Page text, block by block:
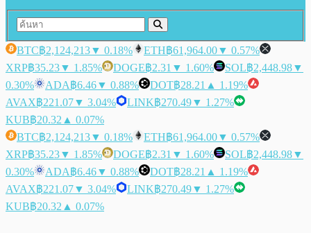
BTC฿2,124,213▼ 0.18% ETH฿61,964.00▼ 0.57%
XRP฿35.23▼ 1.85% DOGE฿2.31 ▼ 1.60% SOL฿2,448.98▼
0.30%
ADA฿6.46▼ 0.88% DOT฿28.21 ▲ 1.19%
AVAX฿221.07▼ 3.04% LINK฿270.49▼ 1.27%
KUB฿20.32 ▲ 0.07%
BTC฿2,124,213▼ 0.18% ETH฿61,964.00▼ 0.57%
XRP฿35.23▼ 1.85% DOGE฿2.31 ▼ 1.60% SOL฿2,448.98▼
0.30%
ADA฿6.46▼ 0.88% DOT฿28.21 ▲ 1.19%
AVAX฿221.07▼ 3.04% LINK฿270.49▼ 1.27%
KUB฿20.32 ▲ 0.07%